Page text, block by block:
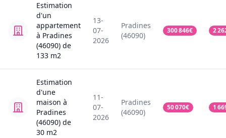
Estimation
d'un
appartement
à Pradines
(46090) de
133 m2
13-
07-
2026
Pradines
(46090)
300 846€ 2
Estimation
d'une
maison à
Pradines
(46090) de
30 m2
11-
07-
2026
Pradines
(46090)
50 070€ 1